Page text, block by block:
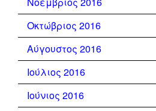
Οκτώβριος 2016
Αύγουστος 2016
Ιούλιος 2016
Ιούνιος 2016